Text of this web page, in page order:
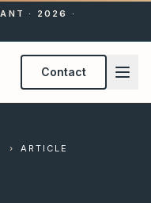
· 2026 ·
Contact
› ARTICLE